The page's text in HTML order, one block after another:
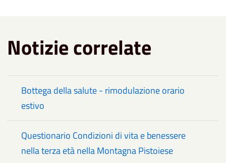
Notizie correlate
Bottega della salute - rimodulazione orario
estivo
Questionario Condizioni di vita e benessere
nella terza età nella Montagna Pistoiese